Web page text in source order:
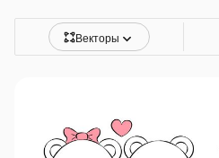
Векторы